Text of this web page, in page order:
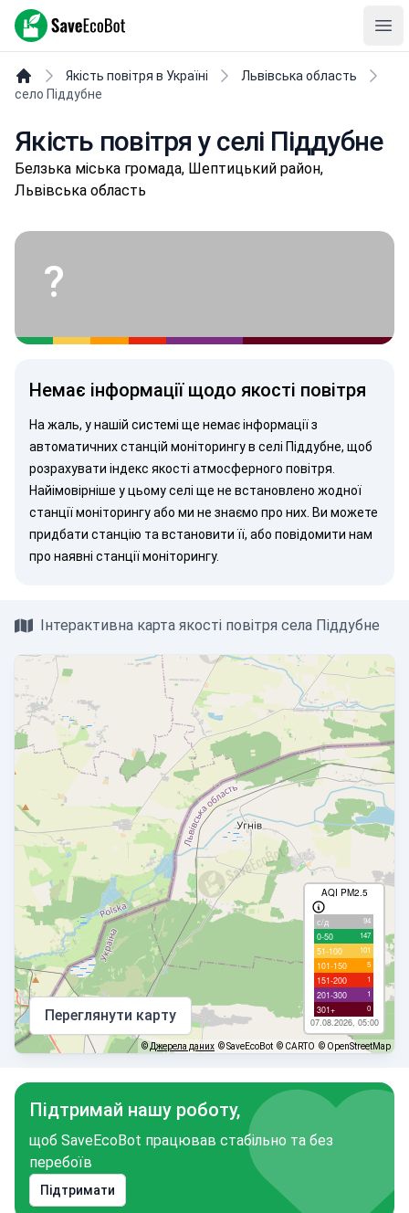
SaveEcoBot
Якість повітря в Україні
Львівська область
село Піддубне
Якість повітря у селі Піддубне
Бeлзькa міська громада, Шептицький район,
Львівська область
?
Немає інформації щодо якості повітря
На жаль, у нашій системі ще немає інформації з
автоматичних станцій моніторингу в селі Піддубне, щоб
розрахувати індекс якості атмосферного повітря.
Найімовірніше у цьому селі ще не встановлено жодної
станції моніторингу або ми не знаємо про них. Ви можете
придбати станцію та встановити її, або повідомити нам
про наявні станції моніторингу.
Інтерактивна карта якості повітря села Піддубне
AQI PM2.5
с/д 94
0-50 147
51-100 101
101-150 5
151-200 1
201-300 1
301+ 0
07.08.2026, 05:00
Переглянути карту
© Джерела даних © SaveEcoBot © CARTO © OpenStreetMap
Підтримай нашу роботу,
щоб SaveEcoBot працював стабільно та без
перебоїв
Підтримати